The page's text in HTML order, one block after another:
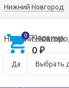
Нижний Новгород
Нижний
Да Выбрать
0 Корзина
0 ₽